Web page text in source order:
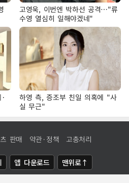
고영욱, 이번엔 박하선 공격…"류
수영 열심히 일해야겠네"
하영 측, 증조부 친일 의혹에 "사
실 무근"
판매 약관·정책 고충처리
앱 다운로드 맨위로↑